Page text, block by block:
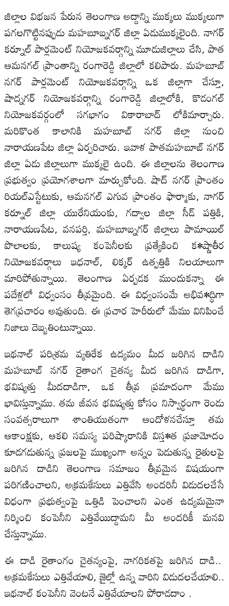
జిల్లాల విభజన పేరున తెలంగాణ అద్దాన్ని ముక్కలు ముక్కలుగా
పగలగొట్టినప్పుడు మహబూబ్నగర్‍ జిల్లా ఏడుముక్కలైంది. నాగర్‍
కర్నూల్‍ పార్లమెంట్‍ నియోజకవర్గాన్ని మూడుజిల్లాలు చేసి, పాత
ఆమనగల్‍ ప్రాంతాన్ని రంగారెడ్డి జిల్లాలో కలిపారు. మహబూబ్‍
నగర్‍ పార్లమెంట్‍ నియోజకవర్గాన్ని ఒక జిల్లాగా చేస్తూ,
షాద్నగర్‍ నియోజకవర్గాన్ని రంగారెడ్డి జిల్లాలోకి, కొడంగల్‍
నియోజకవర్గంలో సగభాగం వికారాబాద్‍ లోకిమార్చారు.
మరికొంత కాలానికి మహబూబ్‍ నగర్‍ జిల్లా నుంచి
నారాయణపేట జిల్లా ఏర్పరిచారు. ఇవాళ పాతమహబూబ్‍ నగర్‍
జిల్లా ఏడు జిల్లాలుగా ముక్కలై ఉంది. ఈ జిల్లాలను తెలంగాణ
ప్రభుత్వం ప్రయోగశాలగా మార్చుకోంది. షాద్‍ నగర్‍ ప్రాంతం
రియల్‍ఎస్టేటుకు, ఆమనగల్‍ ఎగువ ప్రాంతం ఫార్మాకు, నాగర్‍
కర్నూల్‍ జిల్లా యురేనియంకు, గద్వాల జిల్లా సీడ్‍ పత్తికి,
నారాయణపేట, వనపర్తి, మహబూబ్నగర్‍ జిల్లాలు పామాయిల్‍
పొలాలకు, కాలుష్య కంపెనీలకు ప్రత్యేకించి క•ష్ణాతీర
నియోజకవర్గాలు ఇధనాల్‍, లిక్కర్‍ ఉత్పత్తికి నిలయాలుగా
మారిపోతున్నాయి. తెలంగాణ ఏర్పడక ముందుకన్నా ఈ
పదేళ్లలో విధ్వంసం తీవ్రమైంది. ఈ విధ్వంసంమే అభివ•ద్ధిగా
తెగప్రచారం అవుతుంది. ఈ ప్రచార హెరీరులో మేము వినిపించే
నిజాలు దెబ్బతింటున్నాయి.
ఇథనాల్‍ పరిశ్రమ వ్యతిరేక ఉద్యమం మీద జరిగిన దాడిని
మహబూబ్‍ నగర్‍ రైతాంగ చైతన్య మీద జరిగిన దాడిగా,
భవిష్యత్తు మీదదాడిగా, ఒక తీవ్ర ప్రమాదంగా మేము
భావిస్తున్నాము. తమ జీవన భవిష్యత్తు కోసం నిస్వార్ధంగా రెండు
సంవత్సరాలుగా శాంతియుతంగా ఆందోళనచేస్తూ తమ
ఆకాంక్షకు, ఆకలి సమస్య పరిష్కారానికి విస్త•త ప్రజామోదం
కూడగడుతున్న ప్రజలపై ముఖ్యంగా అన్నం పెడుతున్న రైతులపై
జరిగిన దాడిని తెలంగాణ సమాజం తీవ్రమైన విషయంగా
పరిగణించాలని, అక్రమకేసులు ఎత్తివేసి అందరినీ విడుదలచేసే
విధంగా ప్రభుత్వంపై ఒత్తిడి పెంచాలని ఎంత ఉద్యమమైనా
నిర్మించి కంపెనీని ఎత్తివేయిద్దామని మీ అందరికీ మనవి
చేస్తున్నాము.
ఈ దాడి రైతాంగం చైతన్యంపై, నాగరికతపై జరిగిన దాడి..
అక్రమకేసులు ఎత్తివేయాలి, జైల్లో ఉన్న వారిని విడుదలచేయాలి..
ఇథనాల్‍ కంపెనీని వెంటనే ఎత్తివేయాలని పోరాడదాం .